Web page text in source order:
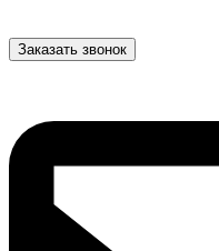
Заказать звонок